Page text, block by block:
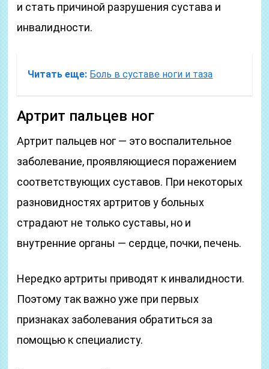
и стать причиной разрушения сустава и
инвалидности.
Читать еще: Боль в суставе ноги и таза
Артрит пальцев ног
Артрит пальцев ног — это воспалительное
заболевание, проявляющиеся поражением
соответствующих суставов. При некоторых
разновидностях артритов у больных
страдают не только суставы, но и
внутренние органы — сердце, почки, печень.
Нередко артриты приводят к инвалидности.
Поэтому так важно уже при первых
признаках заболевания обратиться за
помощью к специалисту.